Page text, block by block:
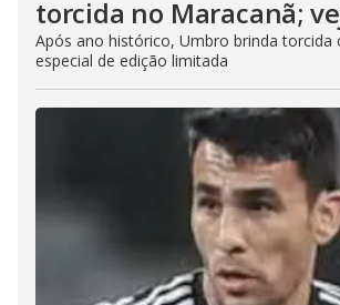
torcida no Maracanã;
Após ano histórico, Umbro brinda torcida
especial de edição limitada